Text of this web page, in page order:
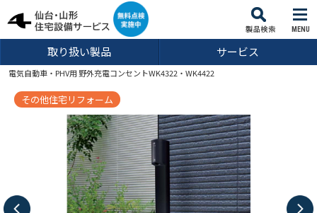
MENU
取り扱い製品 サービス
電気自動車・PHV用 野外充電コンセントWK4322・WK4422
その他住宅リフォーム